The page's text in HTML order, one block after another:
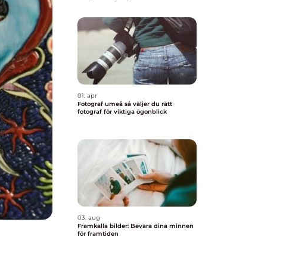
01. apr
Fotograf umeå så väljer du rätt
fotograf för viktiga ögonblick
03. aug
Framkalla bilder: Bevara dina minnen
för framtiden